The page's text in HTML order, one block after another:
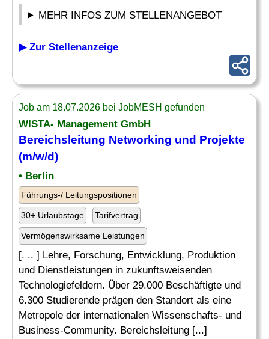
MEHR INFOS ZUM STELLENANGEBOT
▶ Zur Stellenanzeige
Job am 18.07.2026 bei JobMESH gefunden
WISTA- Management GmbH
Bereichsleitung Networking und Projekte
(m/w/d)
• Berlin
Führungs-/ Leitungspositionen
30+ Urlaubstage Tarifvertrag
Vermögenswirksame Leistungen
[. .. ] Lehre, Forschung, Entwicklung, Produktion
und Dienstleistungen in zukunftsweisenden
Technologiefeldern. Über 29.000 Beschäftigte und
6.300 Studierende prägen den Standort als eine
Metropole der internationalen Wissenschafts- und
Business-Community. Bereichsleitung [...]